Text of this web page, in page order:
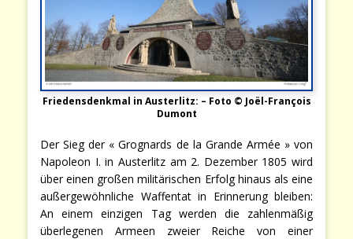
Friedensdenkmal in Austerlitz: – Foto © Joël-François
Dumont
Der Sieg der « Grognards de la Grande Armée » von
Napoleon I. in Austerlitz am 2. Dezember 1805 wird
über einen großen militärischen Erfolg hinaus als eine
außergewöhnliche Waffentat in Erinnerung bleiben:
An einem einzigen Tag werden die zahlenmäßig
überlegenen Armeen zweier Reiche von einer